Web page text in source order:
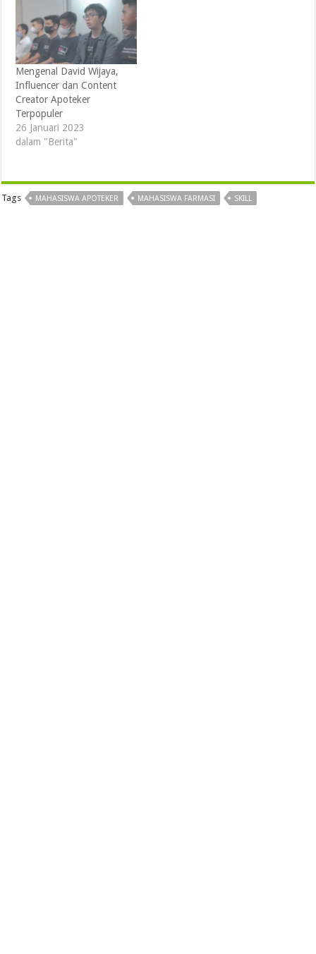
Mengenal David Wijaya,
Influencer dan Content
Creator Apoteker
Terpopuler
26 Januari 2023
dalam "Berita"
Tags MAHASISWA APOTEKER MAHASISWA FARMASI SKILL